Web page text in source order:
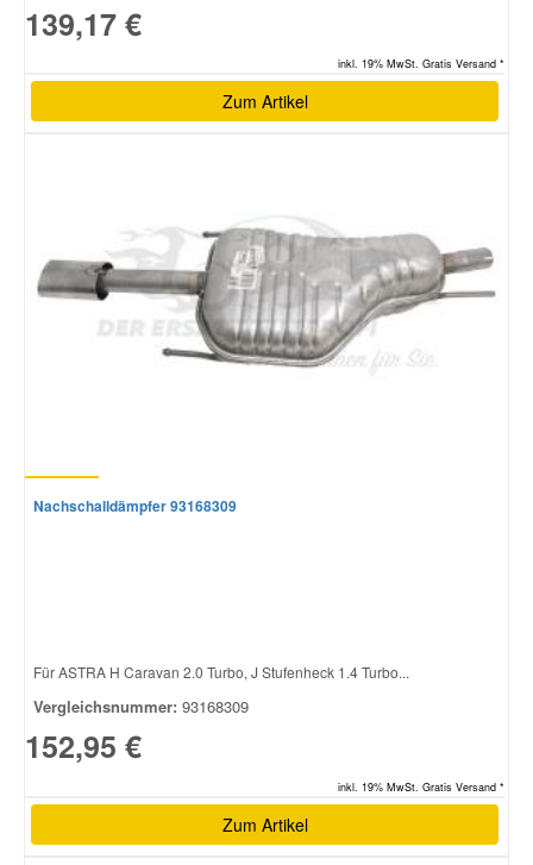
139,17 €
inkl. 19% MwSt. Gratis Versand *
Zum Artikel
Nachschalldämpfer 93168309
Für ASTRA H Caravan 2.0 Turbo, J Stufenheck 1.4 Turbo...
Vergleichsnummer: 93168309
152,95 €
inkl. 19% MwSt. Gratis Versand *
Zum Artikel